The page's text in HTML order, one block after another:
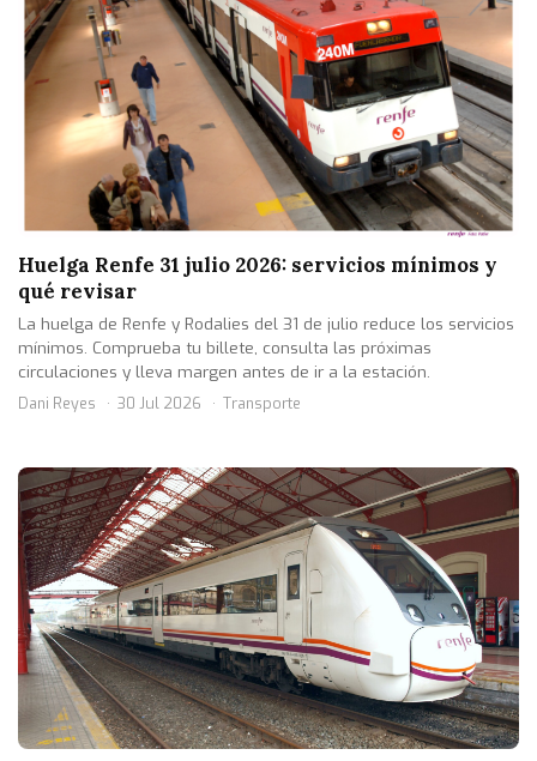
Huelga Renfe 31 julio 2026: servicios mínimos y
qué revisar
La huelga de Renfe y Rodalies del 31 de julio reduce los servicios
mínimos. Comprueba tu billete, consulta las próximas
circulaciones y lleva margen antes de ir a la estación.
Dani Reyes 30 Jul 2026 Transporte